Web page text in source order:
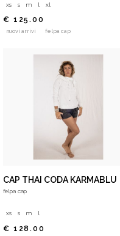
xs s m l xl
€ 125.00
nuovi arrivi felpa cap
CAP THAI CODA KARMABLU
felpa cap
xs s m l
€ 128.00